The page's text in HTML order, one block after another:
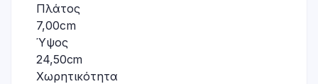
Πλάτος
7,00cm
Ύψος
24,50cm
Χωρητικότητα